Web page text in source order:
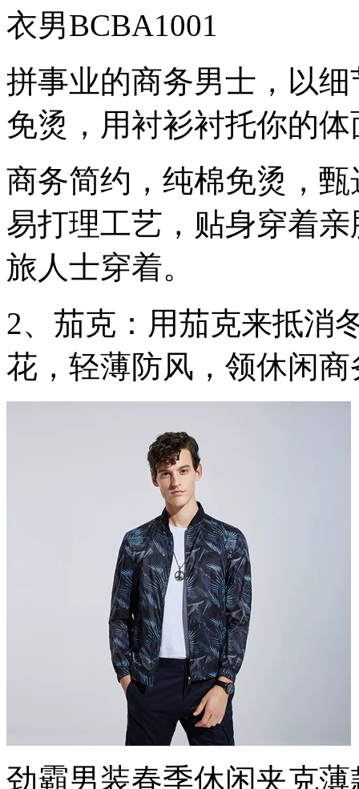
衣男BCBA1001
拼事业的商务男士，以
免烫，用衬衫衬托你的体
商务简约，纯棉免烫，
易打理工艺，贴身穿着
旅人士穿着。
2、茄克：用茄克来抵消
花，轻薄防风，领休闲
劲霸男装春季休闲夹克